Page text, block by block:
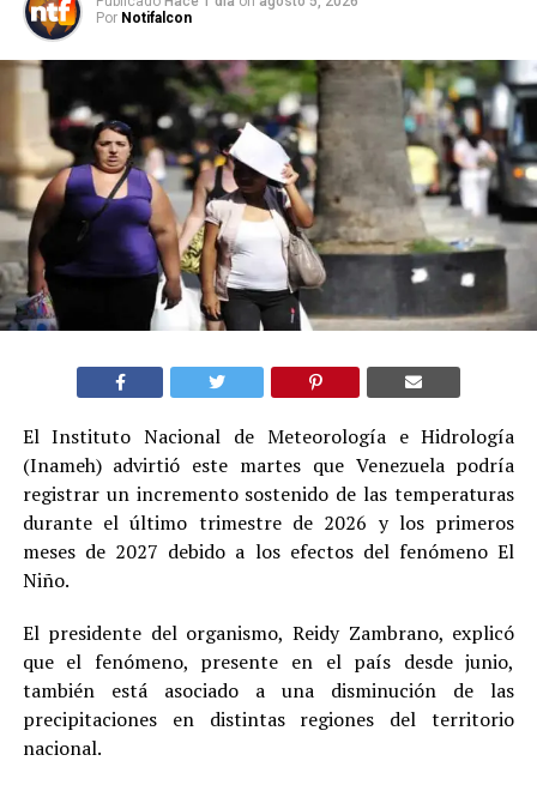
Por Notifalcon
El Instituto Nacional de Meteorología e Hidrología
(Inameh) advirtió este martes que Venezuela podría
registrar un incremento sostenido de las temperaturas
durante el último trimestre de 2026 y los primeros
meses de 2027 debido a los efectos del fenómeno El
Niño.
El presidente del organismo, Reidy Zambrano, explicó
que el fenómeno, presente en el país desde junio,
también está asociado a una disminución de las
precipitaciones en distintas regiones del territorio
nacional.